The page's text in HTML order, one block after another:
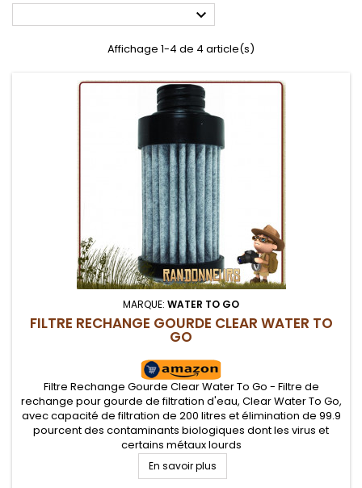

Affichage 1-4 de 4 article(s)
MARQUE: WATER TO GO
FILTRE RECHANGE GOURDE CLEAR WATER TO
GO
Filtre Rechange Gourde Clear Water To Go - Filtre de
rechange pour gourde de filtration d'eau, Clear Water To Go,
avec capacité de filtration de 200 litres et élimination de 99.9
pourcent des contaminants biologiques dont les virus et
certains métaux lourds
En savoir plus